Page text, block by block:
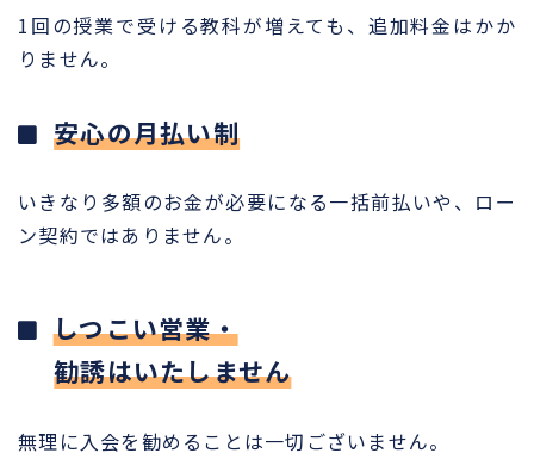
1回の授業で受ける教科が増えても、追加料金はかか
りません。
安心の月払い制
いきなり多額のお金が必要になる一括前払いや、ロー
ン契約ではありません。
しつこい営業・
勧誘はいたしません
無理に入会を勧めることは一切ございません。